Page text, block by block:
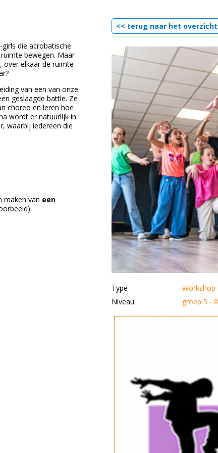
die acrobatische
bewegen. Maar
over elkaar de ruimte
van een van onze
geslaagde battle. Ze
choreo en leren hoe
wordt er natuurlijk in
waarbij iedereen die
maken van een
<< terug naar het overzicht
Type
Workshop
Niveau
groep 5 - 8